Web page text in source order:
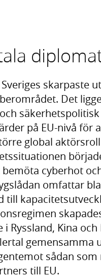
skarpaste
Det
på EU-nivå för
global
cyberhot
omfattar
till
Ryssland, Kina
gemensamma
sådan
till EU.